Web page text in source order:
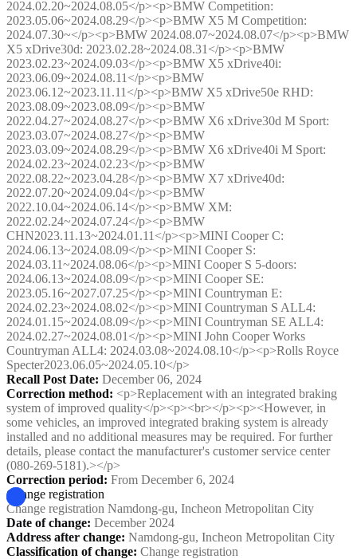
2024.02.20~2024.08.05</p><p>BMW Competition:
2023.05.06~2024.08.29</p><p>BMW X5 M Competition:
2024.07.30~</p><p>BMW 2024.08.07~2024.08.07</p><p>BMW
X5 xDrive30d: 2023.02.28~2024.08.31</p><p>BMW
2023.02.23~2024.09.03</p><p>BMW X5 xDrive40i:
2023.06.09~2024.08.11</p><p>BMW
2023.06.12~2023.11.11</p><p>BMW X5 xDrive50e RHD:
2023.08.09~2023.08.09</p><p>BMW
2022.04.27~2024.08.27</p><p>BMW X6 xDrive30d M Sport:
2023.03.07~2024.08.27</p><p>BMW
2023.03.09~2024.08.29</p><p>BMW X6 xDrive40i M Sport:
2024.02.23~2024.02.23</p><p>BMW
2022.08.22~2023.04.28</p><p>BMW X7 xDrive40d:
2022.07.20~2024.09.04</p><p>BMW
2022.10.04~2024.06.14</p><p>BMW XM:
2022.02.24~2024.07.24</p><p>BMW
CHN2023.11.13~2024.01.11</p><p>MINI Cooper C:
2024.06.13~2024.08.09</p><p>MINI Cooper S:
2024.03.11~2024.08.06</p><p>MINI Cooper S 5-doors:
2024.06.13~2024.08.09</p><p>MINI Cooper SE:
2023.05.16~2027.07.25</p><p>MINI Countryman E:
2024.02.23~2024.08.02</p><p>MINI Countryman S ALL4:
2024.01.15~2024.08.09</p><p>MINI Countryman SE ALL4:
2024.02.27~2024.08.01</p><p>MINI John Cooper Works
Countryman ALL4: 2024.03.08~2024.08.10</p><p>Rolls Royce
Specter2023.06.05~2024.05.10</p>
Recall Post Date: December 06, 2024
Correction method: <p>Replacement with an integrated braking
system of improved quality</p><p><br></p><p><However, in
some vehicles, an improved integrated braking system is already
installed and no additional measures may be required. For further
details, please contact the manufacturer's customer service center
(080-269-5181).></p>
Correction period: From December 6, 2024
Change registration
Change registration Namdong-gu, Incheon Metropolitan City
Date of change: December 2024
Address after change: Namdong-gu, Incheon Metropolitan City
Classification of change: Change registration